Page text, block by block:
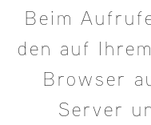
Beim
den auf
Browser
Server